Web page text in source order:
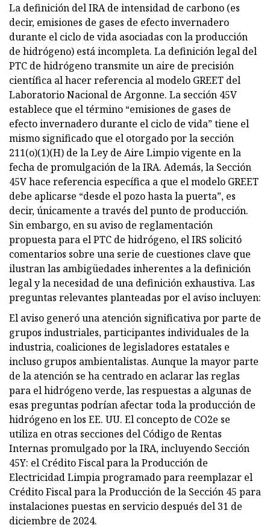
La definición del IRA de intensidad de carbono (es
decir, emisiones de gases de efecto invernadero
durante el ciclo de vida asociadas con la producción
de hidrógeno) está incompleta. La definición legal del
PTC de hidrógeno transmite un aire de precisión
científica al hacer referencia al modelo GREET del
Laboratorio Nacional de Argonne. La sección 45V
establece que el término “emisiones de gases de
efecto invernadero durante el ciclo de vida” tiene el
mismo significado que el otorgado por la sección
211(o)(1)(H) de la Ley de Aire Limpio vigente en la
fecha de promulgación de la IRA. Además, la Sección
45V hace referencia específica a que el modelo GREET
debe aplicarse “desde el pozo hasta la puerta”, es
decir, únicamente a través del punto de producción.
Sin embargo, en su aviso de reglamentación
propuesta para el PTC de hidrógeno, el IRS solicitó
comentarios sobre una serie de cuestiones clave que
ilustran las ambigüedades inherentes a la definición
legal y la necesidad de una definición exhaustiva. Las
preguntas relevantes planteadas por el aviso incluyen:
El aviso generó una atención significativa por parte de
grupos industriales, participantes individuales de la
industria, coaliciones de legisladores estatales e
incluso grupos ambientalistas. Aunque la mayor parte
de la atención se ha centrado en aclarar las reglas
para el hidrógeno verde, las respuestas a algunas de
esas preguntas podrían afectar toda la producción de
hidrógeno en los EE. UU. El concepto de CO2e se
utiliza en otras secciones del Código de Rentas
Internas promulgado por la IRA, incluyendo Sección
45Y: el Crédito Fiscal para la Producción de
Electricidad Limpia programado para reemplazar el
Crédito Fiscal para la Producción de la Sección 45 para
instalaciones puestas en servicio después del 31 de
diciembre de 2024.